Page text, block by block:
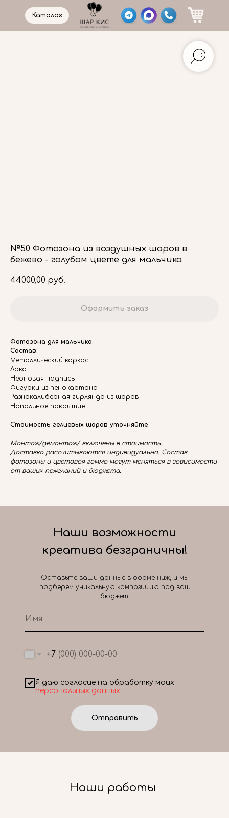
Каталог
№50 Фотозона из воздушных шаров в
бежево - голубом цвете для мальчика
44000,00 руб.
Оформить заказ
Фотозона для мальчика.
Состав:
Металлический каркас
Арка
Неоновая надпись
Фигурки из пенокартона
Разнокалиберная гирлянда из шаров
Напольное покрытие
Стоимость гелиевых шаров уточняйте
Монтаж/демонтаж/ включены в стоимость.
Доставка рассчитываются индивидуально. Состав
фотозоны и цветовая гамма могут меняться в зависимости
от ваших пожеланий и бюджета.
+7
Я даю согласие на обработку моих
персональных данных
Отправить
Наши возможности
креатива безграничны!
Оставьте ваши данные в форме ниж, и мы
подберем уникальную композицию под ваш
бюджет!
Наши работы